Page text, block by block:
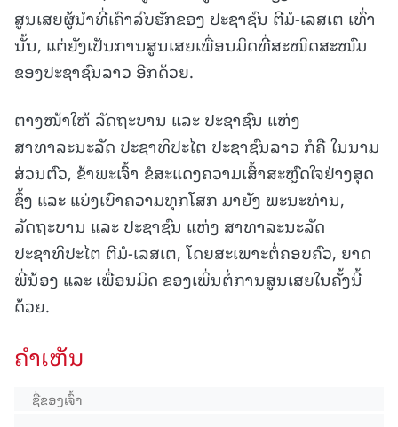
ສູນເສຍຜູ້ນຳທີ່ເຄົາລົບຮັກຂອງ ປະຊາຊົນ ຕີມໍ-ເລສເຕ ເທົ່າ
ນັ້ນ, ແຕ່ຍັງເປັນການສູນເສຍເພື່ອນມິດທີ່ສະໜິດສະໜົມ
ຂອງປະຊາຊົນລາວ ອີກດ້ວຍ.
ຕາງໜ້າໃຫ້ ລັດຖະບານ ແລະ ປະຊາຊົນ ແຫ່ງ
ສາທາລະນະລັດ ປະຊາທິປະໄຕ ປະຊາຊົນລາວ ກໍຄື ໃນນາມ
ສ່ວນຕົວ, ຂ້າພະເຈົ້າ ຂໍສະແດງຄວາມເສົ້າສະຫຼົດໃຈຢ່າງສຸດ
ຊຶ້ງ ແລະ ແບ່ງເບົາຄວາມທຸກໂສກ ມາຍັງ ພະນະທ່ານ,
ລັດຖະບານ ແລະ ປະຊາຊົນ ແຫ່ງ ສາທາລະນະລັດ
ປະຊາທິປະໄຕ ຕີມໍ-ເລສເຕ, ໂດຍສະເພາະຕໍ່ຄອບຄົວ, ຍາດ
ພີ່ນ້ອງ ແລະ ເພື່ອນມິດ ຂອງເພິ່ນຕໍ່ການສູນເສຍໃນຄັ້ງນີ້
ດ້ວຍ.
ຄໍາເຫັນ